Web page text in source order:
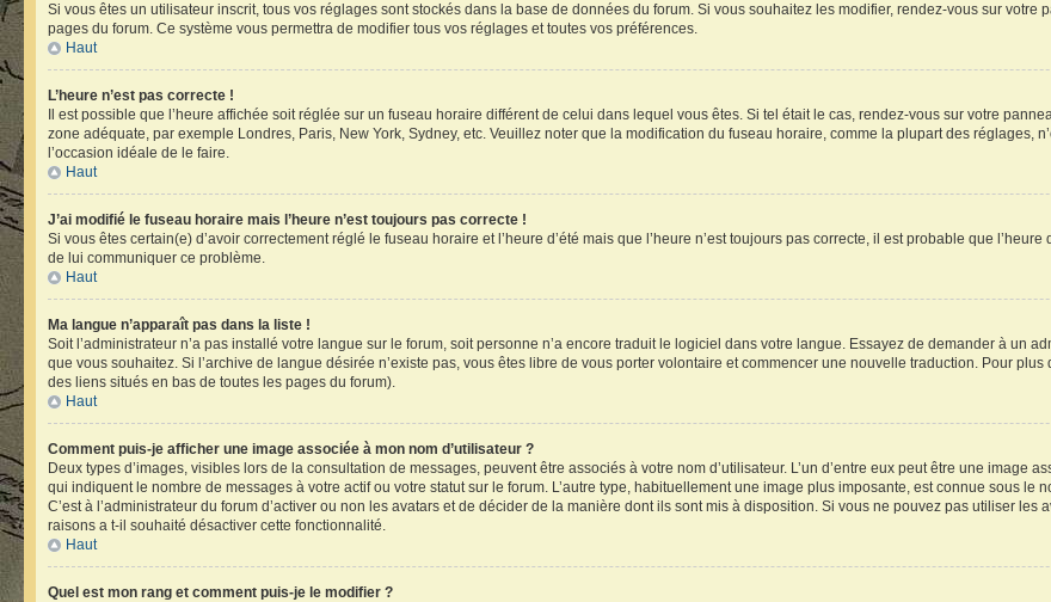
Si vous êtes un utilisateur inscrit, tous vos réglages sont stockés dans la base de données du forum. Si vous souhaitez les modifier, rendez-vous sur
pages du forum. Ce système vous permettra de modifier tous vos réglages et toutes vos préférences.
Haut
L’heure n’est pas correcte !
Il est possible que l’heure affichée soit réglée sur un fuseau horaire différent de celui dans lequel vous êtes. Si tel était le cas, rendez-vous sur votre
zone adéquate, par exemple Londres, Paris, New York, Sydney, etc. Veuillez noter que la modification du fuseau horaire, comme la plupart des réglages,
l’occasion idéale de le faire.
Haut
J’ai modifié le fuseau horaire mais l’heure n’est toujours pas correcte !
Si vous êtes certain(e) d’avoir correctement réglé le fuseau horaire et l’heure d’été mais que l’heure n’est toujours pas correcte, il est probable que
de lui communiquer ce problème.
Haut
Ma langue n’apparaît pas dans la liste !
Soit l’administrateur n’a pas installé votre langue sur le forum, soit personne n’a encore traduit le logiciel dans votre langue. Essayez de demander à un
que vous souhaitez. Si l’archive de langue désirée n’existe pas, vous êtes libre de vous porter volontaire et commencer une nouvelle traduction. Pour
des liens situés en bas de toutes les pages du forum).
Haut
Comment puis-je afficher une image associée à mon nom d’utilisateur ?
Deux types d’images, visibles lors de la consultation de messages, peuvent être associés à votre nom d’utilisateur. L’un d’entre eux peut être une image
qui indiquent le nombre de messages à votre actif ou votre statut sur le forum. L’autre type, habituellement une image plus imposante, est connue sous le
C’est à l’administrateur du forum d’activer ou non les avatars et de décider de la manière dont ils sont mis à disposition. Si vous ne pouvez pas utiliser
raisons a t-il souhaité désactiver cette fonctionnalité.
Haut
Quel est mon rang et comment puis-je le modifier ?